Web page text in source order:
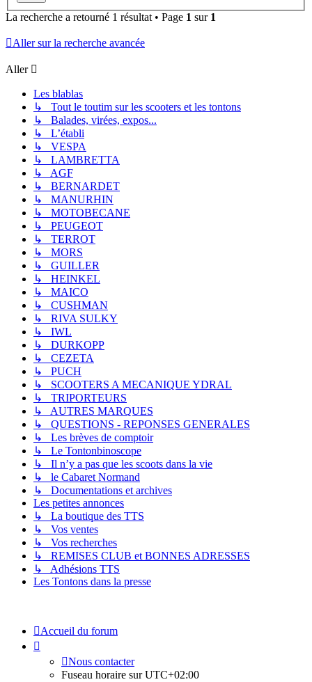
La recherche a retourné 1 résultat • Page 1 sur 1
Aller sur la recherche avancée
Aller
Les blablas
↳ Tout le toutim sur les scooters et les tontons
↳ Balades, virées, expos...
↳ L’établi
↳ VESPA
↳ LAMBRETTA
↳ AGF
↳ BERNARDET
↳ MANURHIN
↳ MOTOBECANE
↳ PEUGEOT
↳ TERROT
↳ MORS
↳ GUILLER
↳ HEINKEL
↳ MAICO
↳ CUSHMAN
↳ RIVA SULKY
↳ IWL
↳ DURKOPP
↳ CEZETA
↳ PUCH
↳ SCOOTERS A MECANIQUE YDRAL
↳ TRIPORTEURS
↳ AUTRES MARQUES
↳ QUESTIONS - REPONSES GENERALES
↳ Les brèves de comptoir
↳ Le Tontonbinoscope
↳ Il n’y a pas que les scoots dans la vie
↳ le Cabaret Normand
↳ Documentations et archives
Les petites annonces
↳ La boutique des TTS
↳ Vos ventes
↳ Vos recherches
↳ REMISES CLUB et BONNES ADRESSES
↳ Adhésions TTS
Les Tontons dans la presse
Accueil du forum
Nous contacter
Fuseau horaire surUTC+02:00